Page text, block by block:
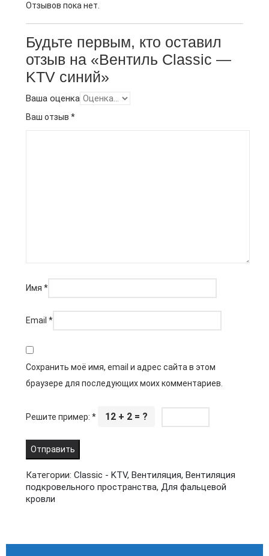
Отзывов пока нет.
Будьте первым, кто оставил
отзыв на «Вентиль Classic —
KTV синий»
Ваша оценка
Ваш отзыв *
Имя *
Email *
Сохранить моё имя, email и адрес сайта в этом
браузере для последующих моих комментариев.
Решите пример: * 12 + 2 = ?
Категории: Classic - KTV, Вентиляция, Вентиляция
подкровельного пространства, Для фальцевой
кровли